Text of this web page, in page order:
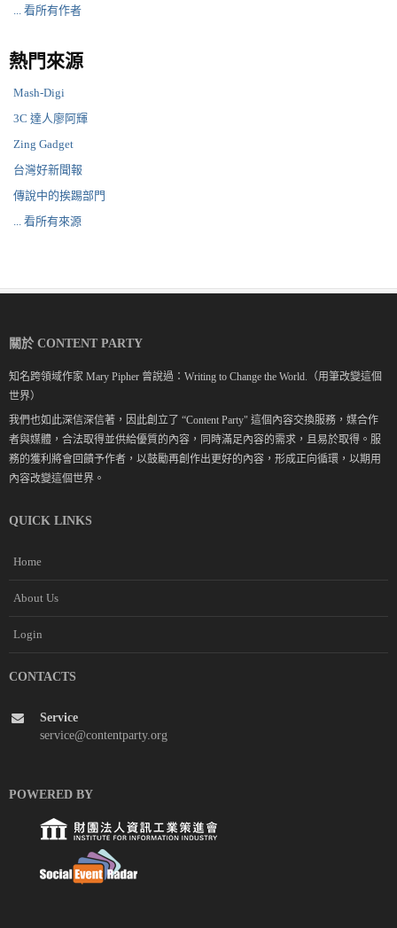
... 看所有作者
熱門來源
Mash-Digi
3C 達人廖阿輝
Zing Gadget
台灣好新聞報
傳說中的挨踢部門
... 看所有來源
關於 CONTENT PARTY
知名跨領域作家 Mary Pipher 曾說過：Writing to Change the World.（用筆改變這個
世界）
我們也如此深信深信著，因此創立了 “Content Party" 這個內容交換服務，媒合作
者與媒體，合法取得並供給優質的內容，同時滿足內容的需求，且易於取得。服
務的獲利將會回饋予作者，以鼓勵再創作出更好的內容，形成正向循環，以期用
內容改變這個世界。
QUICK LINKS
Home
About Us
Login
CONTACTS
Service
service@contentparty.org
POWERED BY